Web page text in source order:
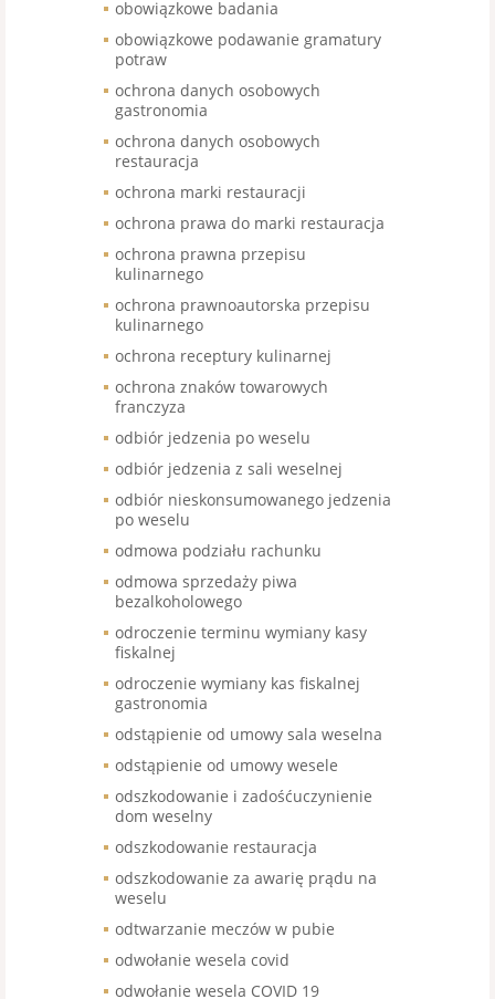
obowiązkowe badania
obowiązkowe podawanie gramatury
potraw
ochrona danych osobowych
gastronomia
ochrona danych osobowych
restauracja
ochrona marki restauracji
ochrona prawa do marki restauracja
ochrona prawna przepisu
kulinarnego
ochrona prawnoautorska przepisu
kulinarnego
ochrona receptury kulinarnej
ochrona znaków towarowych
franczyza
odbiór jedzenia po weselu
odbiór jedzenia z sali weselnej
odbiór nieskonsumowanego jedzenia
po weselu
odmowa podziału rachunku
odmowa sprzedaży piwa
bezalkoholowego
odroczenie terminu wymiany kasy
fiskalnej
odroczenie wymiany kas fiskalnej
gastronomia
odstąpienie od umowy sala weselna
odstąpienie od umowy wesele
odszkodowanie i zadośćuczynienie
dom weselny
odszkodowanie restauracja
odszkodowanie za awarię prądu na
weselu
odtwarzanie meczów w pubie
odwołanie wesela covid
odwołanie wesela COVID 19